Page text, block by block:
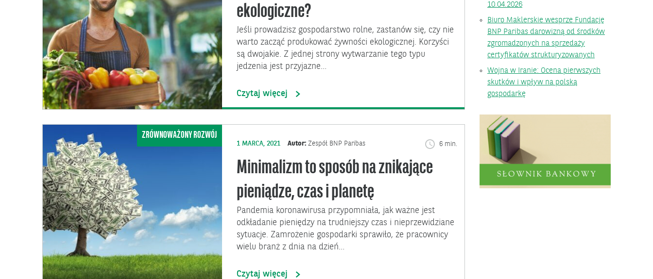
ekologiczne?
Jeśli prowadzisz gospodarstwo rolne, zastanów się, czy nie
warto zacząć produkować żywności ekologicznej. Korzyści
są dwojakie. Z jednej strony wytwarzanie tego typu
jedzenia jest przyjazne…
Czytaj więcej
ZRÓWNOWAŻONY ROZWÓJ
1 MARCA, 2021 Autor:Zespół BNP Paribas 6 min.
Minimalizm to sposób na znikające
pieniądze, czas i planetę
Pandemia koronawirusa przypomniała, jak ważne jest
odkładanie pieniędzy na trudniejszy czas i nieprzewidziane
sytuacje. Zamrożenie gospodarki sprawiło, że pracownicy
wielu branż z dnia na dzień…
Czytaj więcej
10.04.2026
Biuro Maklerskie wesprze Fundację
BNP Paribas darowizną od środków
zgromadzonych na sprzedaży
certyfikatów strukturyzowanych
Wojna w Iranie: Ocena pierwszych
skutków i wpływ na polską
gospodarkę